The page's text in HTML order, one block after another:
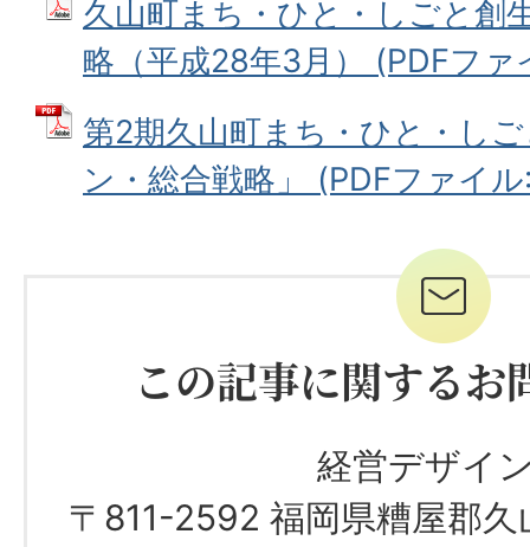
久山町まち・ひと・しごと創
略（平成28年3月） (PDFファ
第2期久山町まち・ひと・し
ン・総合戦略」 (PDFファイ
この記事に関するお
経営デザイ
〒811-2592 福岡県糟屋郡